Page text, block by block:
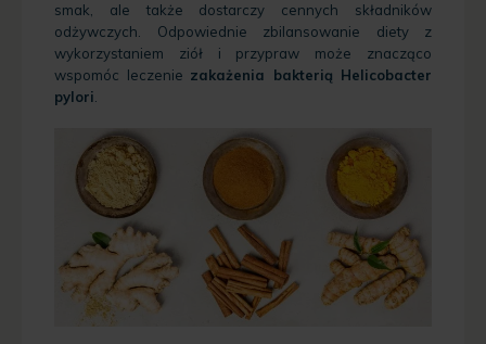
smak, ale także dostarczy cennych składników
odżywczych. Odpowiednie zbilansowanie diety z
wykorzystaniem ziół i przypraw może znacząco
wspomóc leczenie zakażenia bakterią Helicobacter
pylori